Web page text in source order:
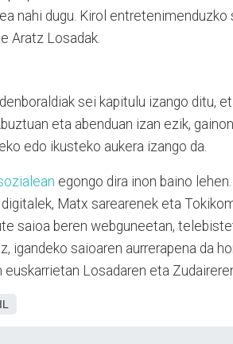
nahi dugu. Kirol entretenimenduzko
Aratz Losadak.
sei kapitulu izango ditu,
eta abenduan izan ezik,
edo ikusteko aukera izango da.
egongo dira inon baino
Matx sarearenek eta
saioa beren webguneetan,
igandeko saioaren aurrerapena da
euskarrietan Losadaren eta